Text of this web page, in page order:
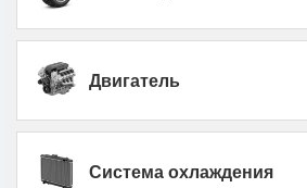
Двигатель
Система охлаждения